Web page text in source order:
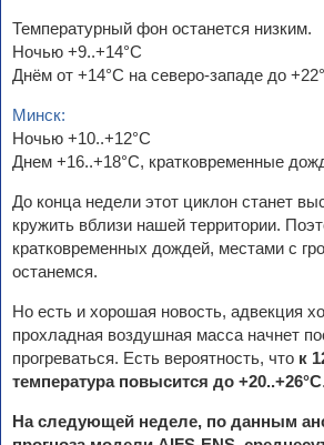
Температурный фон останется низким.
Ночью +9..+14°C
Днём от +14°C на северо-западе до
Минск:
Ночью +10..+12°C
Днем +16..+18°C, кратковременные
До конца недели этот циклон станет
кружить вблизи нашей территории.
кратковременных дождей, местами с
останемся.
Но есть и хорошая новость, адвекция
прохладная воздушная масса начнет
прогреваться. Есть вероятность, что к
температура повысится до +20..+26°С.
На следующей неделе, по данным